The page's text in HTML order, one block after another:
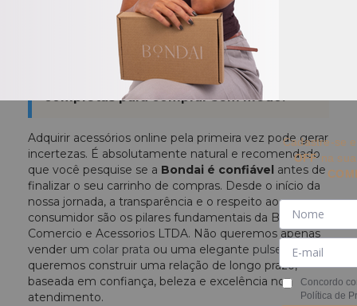
40.913.912/0001-79, oferece semijoias
com acabamento premium e suporte
humanizado. Aqui você encontra
respostas sobre entregas, o Bondai
Reclame Aqui e as nossas políticas
completas para comprar sem medo.
Adquirir acessórios online pela primeira vez pode gerar
incertezas. É absolutamente natural e recomendado
que você pesquise se a Bondai é confiável antes de
finalizar o seu carrinho de compras. Desde o início da
nossa jornada, a transparência e o respeito ao
consumidor são os pilares fundamentais da Bondai
Comercio e Acessorios LTDA. Não queremos apenas
vender um colar prata ou uma elegante pulseira ouro
queremos construir uma relação de longo prazo,
baseada em confiança, beleza e excelência no
atendimento.
Cadastre-se
OFFna
Concordo
Política de